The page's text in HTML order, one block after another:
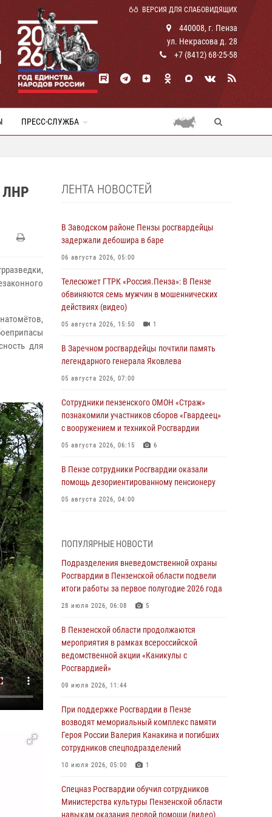
ВЕРСИЯ ДЛЯ СЛАБОВИДЯЩИХ
440008, г. Пенза
ул. Некрасова д. 28
+7 (8412) 68-25-58
ПРЕСС-СЛУЖБА
для
ЛЕНТА НОВОСТЕЙ
В Заводском районе Пензы росгвардейцы
задержали дебошира в баре
06 августа 2026, 05:00
Телесюжет ГТРК «Россия.Пенза»: В Пензе
обвиняются семь мужчин в мошеннических
действиях (видео)
05 августа 2026, 15:50 1
В Заречном росгвардейцы почтили память
легендарного генерала Яковлева
05 августа 2026, 07:00
Сотрудники пензенского ОМОН «Страж»
познакомили участников сборов «Гвардеец»
с вооружением и техникой Росгвардии
05 августа 2026, 06:15 6
В Пензе сотрудники Росгвардии оказали
помощь дезориентированному пенсионеру
05 августа 2026, 04:00
маскировавшейся под реабилитационный
центр (видео)
04 августа 2026, 07:05 4 1
В Управлении Росгвардии по Пензенской
полугодие 2026 года
04 августа 2026, 06:08
Росгвардия обеспечила безопасность
праздничных мероприятий в День ВДВ в
03 августа 2026, 07:14 1
В Пензе сотрудники Росгвардии задержали
мужчину, который криками и нецензурной
бранью напугал жильцов многоквартирного
03 августа 2026, 05:59
ПОПУЛЯРНЫЕ НОВОСТИ
Подразделения вневедомственной охраны
Росгвардии в Пензенской области подвели
итоги работы за первое полугодие 2026 года
28 июля 2026, 06:08 5
В Пензенской области продолжаются
мероприятия в рамках всероссийской
ведомственной акции «Каникулы с
Росгвардией»
09 июля 2026, 11:44
При поддержке Росгвардии в Пензе
возводят мемориальный комплекс памяти
Героя России Валерия Канакина и погибших
сотрудников спецподразделений
10 июля 2026, 05:00 1
Спецназ Росгвардии обучил сотрудников
Министерства культуры Пензенской области
навыкам оказания первой помощи (видео)